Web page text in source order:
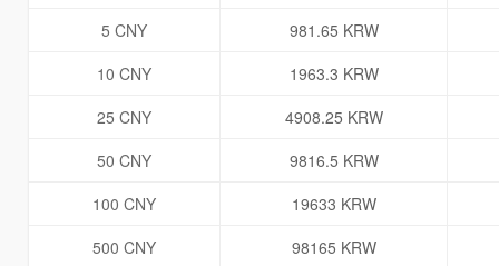
5 CNY
981.65 KRW
10 CNY
1963.3 KRW
25 CNY
4908.25 KRW
50 CNY
9816.5 KRW
100 CNY
19633 KRW
500 CNY
98165 KRW